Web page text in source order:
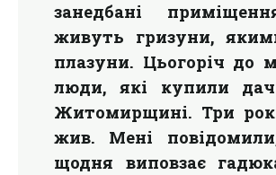
занедбані
живуть гризуни,
плазуни. Цьогоріч до
люди, які купили
Житомирщині. Три
жив. Мені
щодня виповзає